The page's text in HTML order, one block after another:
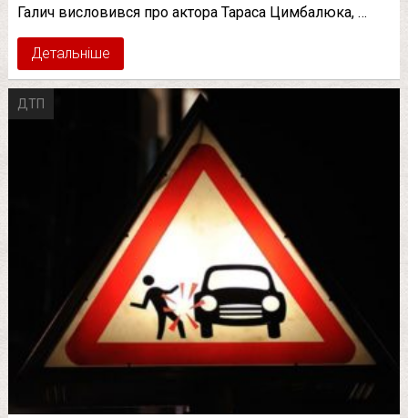
Галич висловився про актора Тараса Цимбалюка, …
Детальніше
ДТП